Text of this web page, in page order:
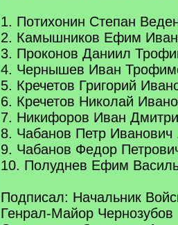
1. Потихонин Степан
2. Камышников Ефим
3. Проконов Даниил
4. Чернышев Иван
5. Кречетов Григорий
6. Кречетов Николай
7. Никифоров Иван
8. Чабанов Петр Иванович
9. Чабанов Федор
10. Полуднев Ефим
Подписал: Начальник
Генрал-Майор Чернозубов